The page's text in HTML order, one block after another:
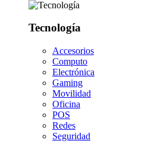
Tecnología
Accesorios
Computo
Electrónica
Gaming
Movilidad
Oficina
POS
Redes
Seguridad